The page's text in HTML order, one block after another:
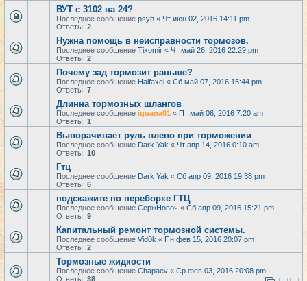
ВУТ с 3102 на 24?
Последнее сообщение psyh « Чт июн 02, 2016 14:11 pm
Ответы: 2
Нужна помощь в неисправности тормозов.
Последнее сообщение Tixomir « Чт май 26, 2016 22:29 pm
Ответы: 2
Почему зад тормозит раньше?
Последнее сообщение Halfaxel « Сб май 07, 2016 15:44 pm
Ответы: 7
Длинна тормозных шлангов
Последнее сообщение iguana01 « Пт май 06, 2016 7:20 am
Ответы: 1
Выворачивает руль влево при торможении
Последнее сообщение Dark Yak « Чт апр 14, 2016 0:10 am
Ответы: 10
Гтц
Последнее сообщение Dark Yak « Сб апр 09, 2016 19:38 pm
Ответы: 6
подскажите по переборке ГТЦ
Последнее сообщение СержНовоч « Сб апр 09, 2016 15:21 pm
Ответы: 9
Капитальный ремонт тормозной системы.
Последнее сообщение Vid0k « Пн фев 15, 2016 20:07 pm
Ответы: 2
Тормозные жидкости
Последнее сообщение Chapaev « Ср фев 03, 2016 20:08 pm
Ответы: 38